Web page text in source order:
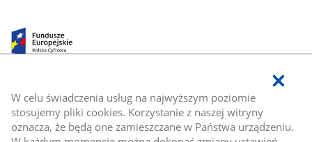
W celu świadczenia usług na najwyższym poziomie
stosujemy pliki cookies. Korzystanie z naszej witryny
oznacza, że będą one zamieszczane w Państwa urządzeniu.